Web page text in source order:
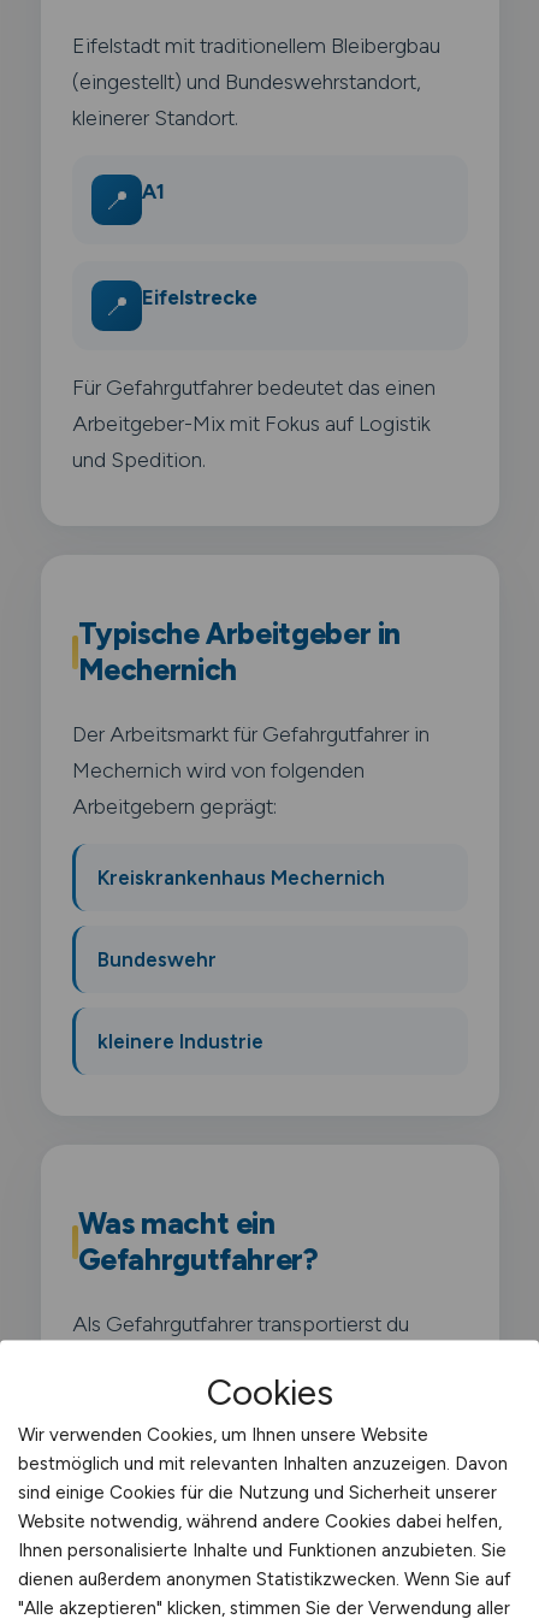
Eifelstadt mit traditionellem Bleibergbau
(eingestellt) und Bundeswehrstandort,
kleinerer Standort.
📍 A1
📍 Eifelstrecke
Für Gefahrgutfahrer bedeutet das einen
Arbeitgeber-Mix mit Fokus auf Logistik
und Spedition.
Typische Arbeitgeber in
Mechernich
Der Arbeitsmarkt für Gefahrgutfahrer in
Mechernich wird von folgenden
Arbeitgebern geprägt:
Kreiskrankenhaus Mechernich
Bundeswehr
kleinere Industrie
Was macht ein
Gefahrgutfahrer?
Als Gefahrgutfahrer transportierst du
Fluessigkeiten. aetzende Chemikalien oder
explosive Gueter der ADR-Klassen 1 bis 9.
Deine Arbeit unterliegt strengsten
gesetzlichen Auflagen und erfordert
fundierte Kenntnisse der
Gefahrgutvorschriften. Du beherrschst die
Kennzeichnung mit orangefarbenen
Cookies
Wir verwenden Cookies, um Ihnen unsere Website
bestmöglich und mit relevanten Inhalten anzuzeigen. Davon
sind einige Cookies für die Nutzung und Sicherheit unserer
Website notwendig, während andere Cookies dabei helfen,
Ihnen personalisierte Inhalte und Funktionen anzubieten. Sie
dienen außerdem anonymen Statistikzwecken. Wenn Sie auf
"Alle akzeptieren" klicken, stimmen Sie der Verwendung aller